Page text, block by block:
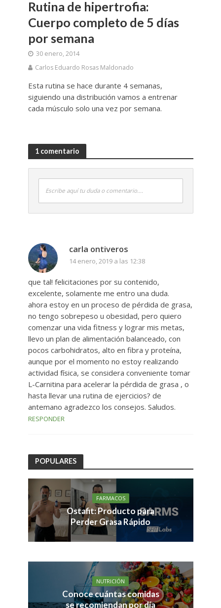
Rutina de hipertrofia:
Cuerpo completo de 5 días
por semana
30 enero, 2014
Carlos Eduardo Rosas Maldonado
Esta rutina se hace durante 4 semanas,
siguiendo una distribución vamos a entrenar
cada músculo solo una vez por semana.
1 comentario
Escribe aquí tu duda o comentario....
carla ontiveros
14 enero, 2019 a las 12:38
que tal! felicitaciones por su contenido,
excelente, solamente me entro una duda.
ahora estoy en un proceso de pérdida de grasa,
no tengo sobrepeso u obesidad, pero quiero
comenzar una vida fitness y lograr mis metas,
llevo un plan de alimentación balanceado, con
pocos carbohidratos, alto en fibra y proteína,
aunque por el momento no estoy realizando
actividad física, se considera conveniente tomar
L-Carnitina para acelerar la pérdida de grasa , o
hasta llevar una rutina de ejercicios? de
antemano agradezco los consejos. Saludos.
RESPONDER
POPULARES
FARMACOS
Ostafit: Producto para
Perder Grasa Rápido
NUTRICIÓN
Conoce cuántas comidas
se recomiendan por día